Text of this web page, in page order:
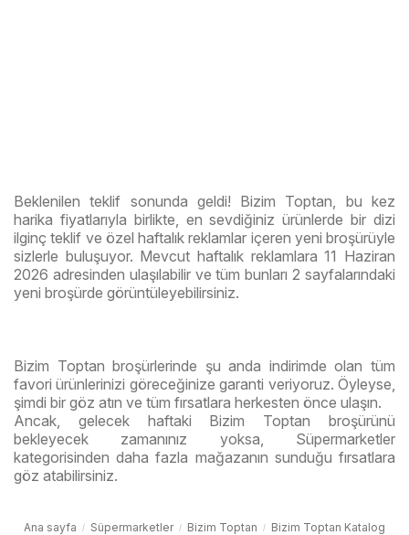
Beklenilen teklif sonunda geldi! Bizim Toptan, bu kez
harika fiyatlarıyla birlikte, en sevdiğiniz ürünlerde bir dizi
ilginç teklif ve özel haftalık reklamlar içeren yeni broşürüyle
sizlerle buluşuyor. Mevcut haftalık reklamlara 11 Haziran
2026 adresinden ulaşılabilir ve tüm bunları 2 sayfalarındaki
yeni broşürde görüntüleyebilirsiniz.
Bizim Toptan broşürlerinde şu anda indirimde olan tüm
favori ürünlerinizi göreceğinize garanti veriyoruz. Öyleyse,
şimdi bir göz atın ve tüm fırsatlara herkesten önce ulaşın.
Ancak, gelecek haftaki Bizim Toptan broşürünü
bekleyecek zamanınız yoksa, Süpermarketler
kategorisinden daha fazla mağazanın sunduğu fırsatlara
göz atabilirsiniz.
Ana sayfa Süpermarketler Bizim Toptan Bizim Toptan Katalog